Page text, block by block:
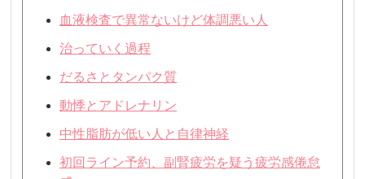
血液検査で異常ないけど体調悪い人
治っていく過程
だるさとタンパク質
動悸とアドレナリン
中性脂肪が低い人と自律神経
初回ライン予約、副腎疲労を疑う疲労感倦怠